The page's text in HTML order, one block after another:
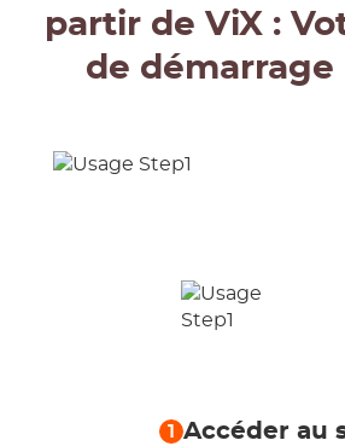
partir de ViX :
de démarrage
1 Accéder au